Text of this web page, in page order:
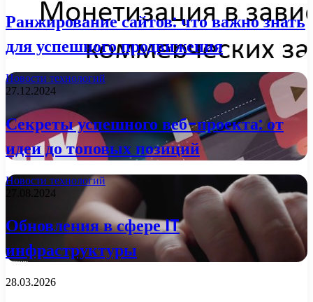
Ранжирование сайтов: что важно знать
для успешного продвижения
Новости технологий
27.12.2024
Секреты успешного веб-проекта: от
идеи до топовых позиций
Новости технологий
27.08.2024
Обновления в сфере IT
инфраструктуры
28.03.2026